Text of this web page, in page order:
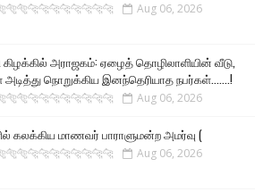
Aug 06, 2026
கிழக்கில் அராஜகம்: ஏழைத் தொழிலாளியின் வீடு,
நொறுக்கிய இனந்தெரியாத நபர்கள்.......!
Aug 06, 2026
கலக்கிய மாணவர் பாராளுமன்ற அமர்வு (
Aug 06, 2026